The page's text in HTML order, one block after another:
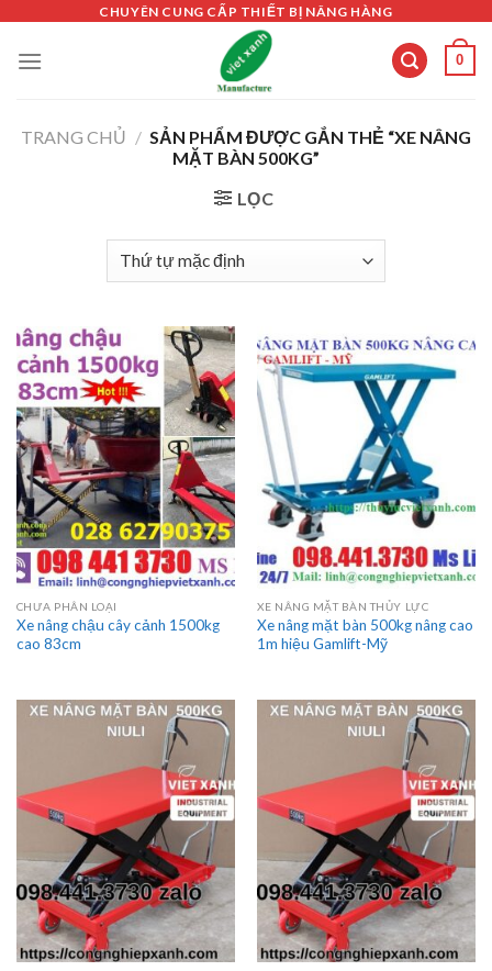
content
CHUYÊN CUNG CẤP THIẾT BỊ NÂNG HÀNG
0
TRANG CHỦ / SẢN PHẨM ĐƯỢC GẮN THẺ “XE NÂNG
MẶT BÀN 500KG”
LỌC
CHƯA PHÂN LOẠI
Xe nâng chậu cây cảnh 1500kg
cao 83cm
XE NÂNG MẶT BÀN THỦY LỰC
Xe nâng mặt bàn 500kg nâng cao
1m hiệu Gamlift-Mỹ